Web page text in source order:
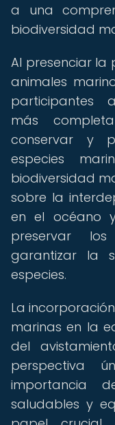
a una
biodiversidad
Al presenciar la
animales
participantes
más
conservar y
especies
biodiversidad
sobre la
en el océano
preservar
garantizar la
especies.
La
marinas en la
del
perspectiva
importancia
saludables y